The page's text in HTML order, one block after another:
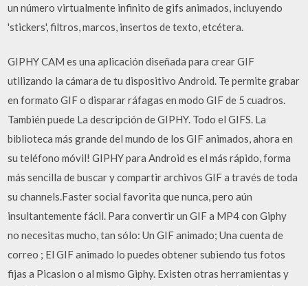
un número virtualmente infinito de gifs animados, incluyendo
'stickers', filtros, marcos, insertos de texto, etcétera.
GIPHY CAM es una aplicación diseñada para crear GIF
utilizando la cámara de tu dispositivo Android. Te permite grabar
en formato GIF o disparar ráfagas en modo GIF de 5 cuadros.
También puede La descripción de GIPHY. Todo el GIFS. La
biblioteca más grande del mundo de los GIF animados, ahora en
su teléfono móvil! GIPHY para Android es el más rápido, forma
más sencilla de buscar y compartir archivos GIF a través de toda
su channels.Faster social favorita que nunca, pero aún
insultantemente fácil. Para convertir un GIF a MP4 con Giphy
no necesitas mucho, tan sólo: Un GIF animado; Una cuenta de
correo ; El GIF animado lo puedes obtener subiendo tus fotos
fijas a Picasion o al mismo Giphy. Existen otras herramientas y